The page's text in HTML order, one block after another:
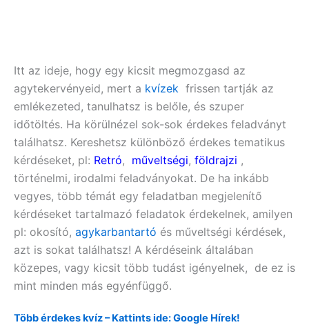
Itt az ideje, hogy egy kicsit megmozgasd az
agytekervényeid, mert a kvízek frissen tartják az
emlékezeted, tanulhatsz is belőle, és szuper
időtöltés. Ha körülnézel sok-sok érdekes feladványt
találhatsz. Kereshetsz különböző érdekes tematikus
kérdéseket, pl: Retró, műveltségi, földrajzi ,
történelmi, irodalmi feladványokat. De ha inkább
vegyes, több témát egy feladatban megjelenítő
kérdéseket tartalmazó feladatok érdekelnek, amilyen
pl: okosító, agykarbantartó és műveltségi kérdések,
azt is sokat találhatsz! A kérdéseink általában
közepes, vagy kicsit több tudást igényelnek, de ez is
mint minden más egyénfüggő.
Több érdekes kvíz – Kattints ide: Google Hírek!